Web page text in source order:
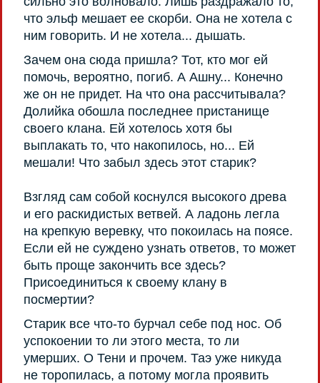
что эльф мешает ее скорби. Она не хотела с
ним говорить. И не хотела... дышать.
Зачем она сюда пришла? Тот, кто мог ей
помочь, вероятно, погиб. А Ашну... Конечно
же он не придет. На что она рассчитывала?
Долийка обошла последнее пристанище
своего клана. Ей хотелось хотя бы
выплакать то, что накопилось, но... Ей
мешали! Что забыл здесь этот старик?
Взгляд сам собой коснулся высокого древа
и его раскидистых ветвей. А ладонь легла
на крепкую веревку, что покоилась на поясе.
Если ей не суждено узнать ответов, то может
быть проще закончить все здесь?
Присоединиться к своему клану в
посмертии?
Старик все что-то бурчал себе под нос. Об
успокоении то ли этого места, то ли
умерших. О Тени и прочем. Таэ уже никуда
не торопилась, а потому могла проявить